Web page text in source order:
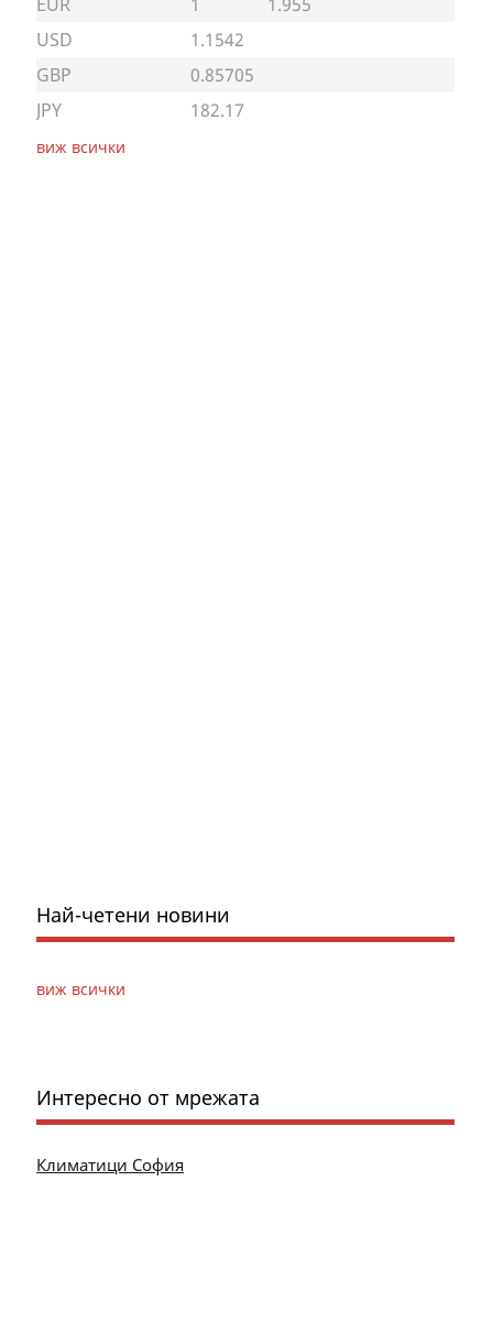
USD
1.1542
GBP
0.85705
JPY
182.17
виж всички
Най-четени новини
виж всички
Интересно от мрежата
Климатици София